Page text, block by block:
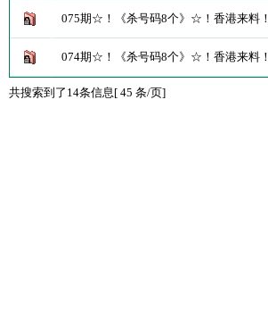
075期☆！《杀号码8个》☆！香港来料！
074期☆！《杀号码8个》☆！香港来料！
共搜索到了14条信息[ 45 条/页]